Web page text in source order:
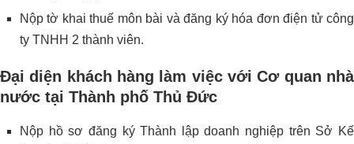
Nộp tờ khai thuế môn bài và đăng ký hóa đơn điện tử công
ty TNHH 2 thành viên.
Đại diện khách hàng làm việc với Cơ quan nhà
nước tại Thành phố Thủ Đức
Nộp hồ sơ đăng ký Thành lập doanh nghiệp trên Sở Kế